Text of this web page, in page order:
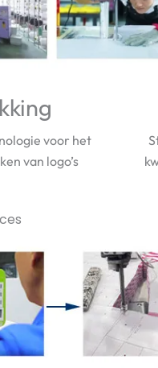
voor het
van logo’s